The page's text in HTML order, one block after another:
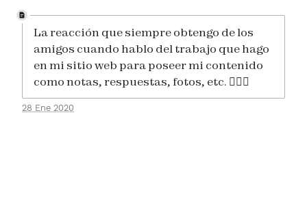
La reacción que siempre obtengo de los
amigos cuando hablo del trabajo que hago
en mi sitio web para poseer mi contenido
como notas, respuestas, fotos, etc. 🤷🏻‍♂️
28 Ene 2020